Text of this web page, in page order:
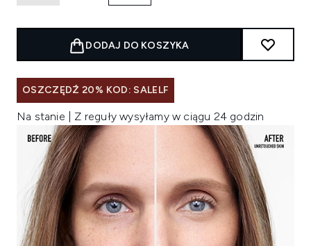
DODAJ DO KOSZYKA
OSZCZĘDŹ 20% KOD: SALELF
Na stanie | Z reguły wysyłamy w ciągu 24 godzin